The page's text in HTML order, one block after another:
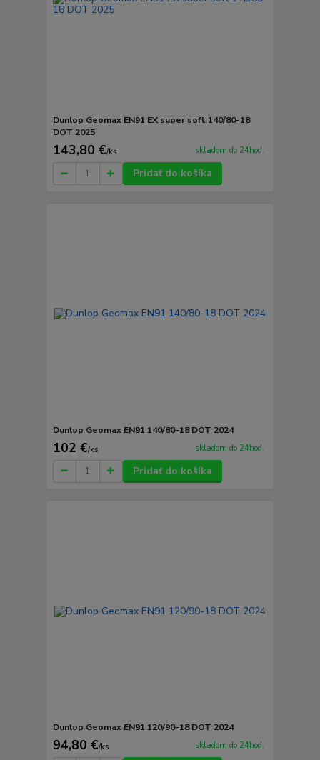
Dunlop Geomax EN91 EX super soft 140/80-18
DOT 2025
143,80 €/ks skladom do 24hod.
Pridať do košíka
Dunlop Geomax EN91 140/80-18 DOT 2024
102 €/ks skladom do 24hod.
Pridať do košíka
Dunlop Geomax EN91 120/90-18 DOT 2024
94,80 €/ks skladom do 24hod.